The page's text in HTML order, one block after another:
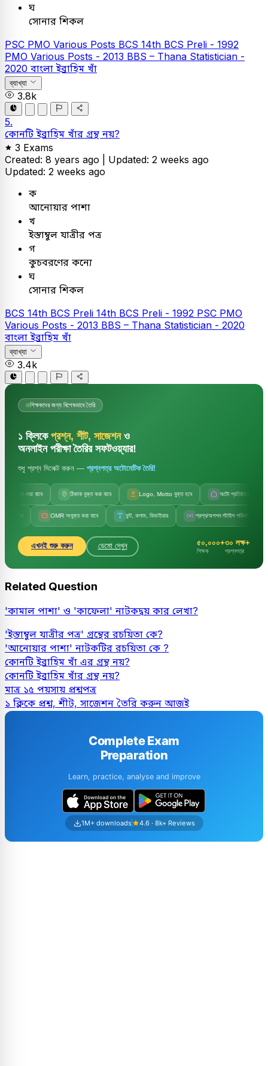
ঘ
সোনার শিকল
PSC PMO Various Posts BCS 14th BCS Preli - 1992
PMO Various Posts - 2013 BBS – Thana Statistician -
2020 বাংলাইব্রাহিম খাঁ
ব্যাখ্যা
3.8k
5.
কোনটি ইব্রাহিম খাঁর গ্রন্থ নয়?
3 Exams
Created: 8 years ago | Updated: 2 weeks ago
Updated: 2 weeks ago
ক
আনোয়ার পাশা
খ
ইস্তাম্বুল যাত্রীর পত্র
গ
কুচবরণের কন্যে
ঘ
সোনার শিকল
BCS 14th BCS Preli 14th BCS Preli - 1992 PSC PMO
Various Posts - 2013 BBS – Thana Statistician - 2020
বাংলাইব্রাহিম খাঁ
ব্যাখ্যা
3.4k
শিক্ষকদের জন্য বিশেষভাবে তৈরি
১ ক্লিকে প্রশ্ন, শীট, সাজেশনও
অনলাইন পরীক্ষা তৈরির সফটওয়্যার!
শুধু প্রশ্ন সিলেক্ট করুন — প্রশ্নপত্র অটোমেটিক তৈরি!
দেয়া যাবে ঠিকানা যুক্ত করা যাবে Logo, Motto যুক্ত হবে অটো প্রতিষ্ঠানের নাম
OMR সংযুক্ত করা যাবে ফন্ট, কলাম, ডিভাইডার প্রশ্ন/অপশন স্টাইল পরিবর্তন
এখনই শুরু করুন ডেমো দেখুন ৫০,০০০+
শিক্ষক
৩০ লক্ষ+
প্রশ্নপত্র
Related Question
'কামাল পাশা' ও 'কাফেলা' নাটকদ্বয় কার লেখা?
'ইস্তাম্বুল যাত্রীর পত্র' গ্রন্থের রচয়িতা কে?
'আনোয়ার পাশা' নাটকটির রচয়িতা কে ?
কোনটি ইব্রাহিম খাঁ এর গ্রন্থ নয়?
কোনটি ইব্রাহিম খাঁর গ্রন্থ নয়?
মাত্র ১৫ পয়সায় প্রশ্নপত্র
১ ক্লিকে প্রশ্ন, শীট, সাজেশন তৈরি করুন আজই
Complete Exam
Preparation
Learn, practice, analyse and improve
1M+ downloads 4.6 · 8k+ Reviews